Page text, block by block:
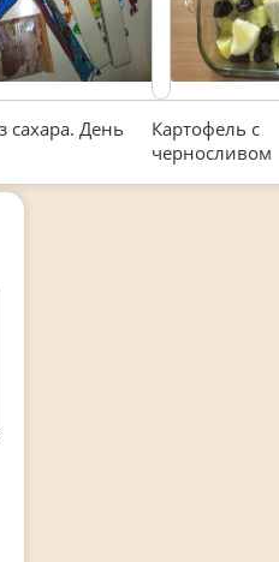
сахара. День
Картофель с
черносливом